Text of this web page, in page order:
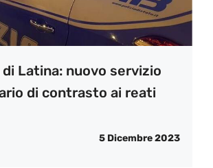
Latina: nuovo servizio
di contrasto ai reati
5 Dicembre 2023